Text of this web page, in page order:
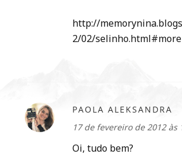
http://
2/02/selinho.html#more
PAOLA ALEKSANDRA
17 de fevereiro de 2012 às
Oi, tudo bem?